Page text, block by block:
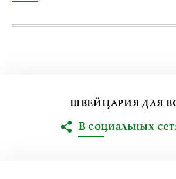
ШВЕЙЦАРИЯ ДЛЯ
В социальных